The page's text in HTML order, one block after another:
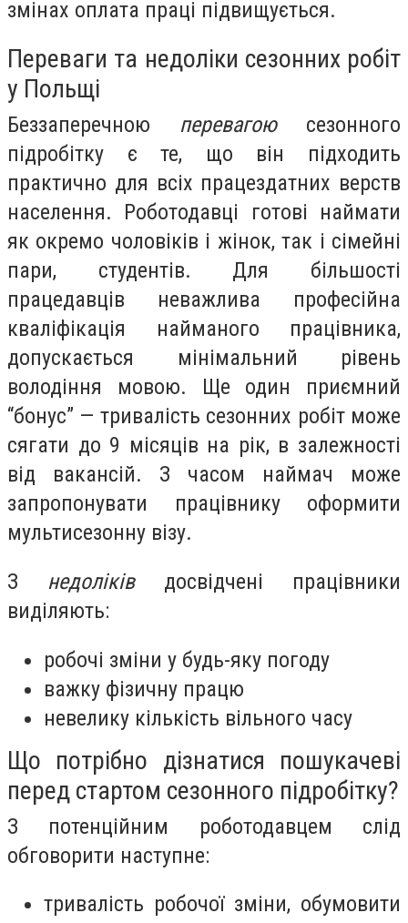
змінах оплата праці підвищується.
Переваги та недоліки сезонних робіт
у Польщі
Беззаперечною перевагоюсезонного
підробітку є те, що він підходить
практично для всіх працездатних верств
населення. Роботодавці готові наймати
як окремо чоловіків і жінок, так і сімейні
пари, студентів. Для більшості
працедавців неважлива професійна
кваліфікація найманого працівника,
допускається мінімальний рівень
володіння мовою. Ще один приємний
“бонус” — тривалість сезонних робіт може
сягати до 9 місяців на рік, в залежності
від вакансій. З часом наймач може
запропонувати працівнику оформити
мультисезонну візу.
З недоліківдосвідчені працівники
виділяють:
робочі зміни у будь-яку погоду
важку фізичну працю
невелику кількість вільного часу
Що потрібно дізнатися пошукачеві
перед стартом сезонного підробітку?
З потенційним роботодавцем слід
обговорити наступне:
тривалість робочої зміни, обумовити